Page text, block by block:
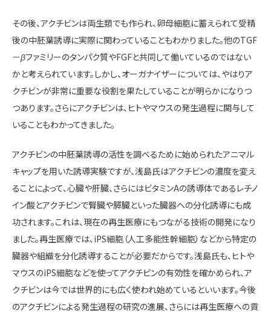
その後、アクチビンは両生類でも作られ、卵母細胞に蓄えられて受精
後の中胚葉誘導に実際に関わっていることもわかりました。他のTGF
－βファミリーのタンパク質やFGFと共同して働いているのではない
かと考えられています。しかし、オーガナイザーについては、やはりア
クチビンが非常に重要な役割を果たしていることが明らかになりつ
つあります。さらにアクチビンは、ヒトやマウスの発生過程に関与して
いることもわかってきました。
アクチビンの中胚葉誘導の活性を調べるために始められたアニマル
キャップを用いた誘導実験ですが、浅島氏はアクチビンの濃度を変え
ることによって、心臓や肝臓、さらにはビタミンAの誘導体であるレチノ
イン酸とアクチビンで腎臓や膵臓といった臓器への分化誘導にも成
功されます。これは、現在の再生医療にもつながる技術の開発になり
ました。再生医療では、iPS細胞（人工多能性幹細胞）などから特定の
臓器や組織を分化誘導することが必要だからです。浅島氏も、ヒトや
マウスのiPS細胞などを使ってアクチビンの有効性を確かめられ、ア
クチビンは今では世界的にも広く使われ始めているといいます。今後
のアクチビンによる発生過程の研究の進展、さらには再生医療への貢